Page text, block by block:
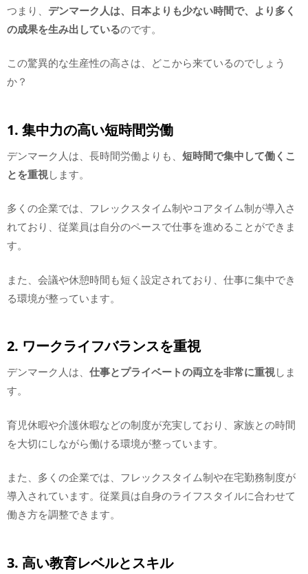
つまり、 デンマーク人は、日本よりも少ない時間で、より多く
の成果を生み出しているのです。
この驚異的な生産性の高さは、どこから来ているのでしょう
か？
1. 集中力の高い短時間労働
デンマーク人は、長時間労働よりも、 短時間で集中して働くこ
とを重視します。
多くの企業では、フレックスタイム制やコアタイム制が導入さ
れており、従業員は自分のペースで仕事を進めることができま
す。
また、会議や休憩時間も短く設定されており、仕事に集中でき
る環境が整っています。
2. ワークライフバランスを重視
デンマーク人は、 仕事とプライベートの両立を非常に重視しま
す。
育児休暇や介護休暇などの制度が充実しており、家族との時間
を大切にしながら働ける環境が整っています。
また、多くの企業では、フレックスタイム制や在宅勤務制度が
導入されています。従業員は自身のライフスタイルに合わせて
働き方を調整できます。
3. 高い教育レベルとスキル